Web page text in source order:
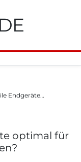
Endgeräte…
optimal für